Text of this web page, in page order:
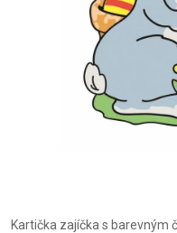
Kartička zajíčka s barevným